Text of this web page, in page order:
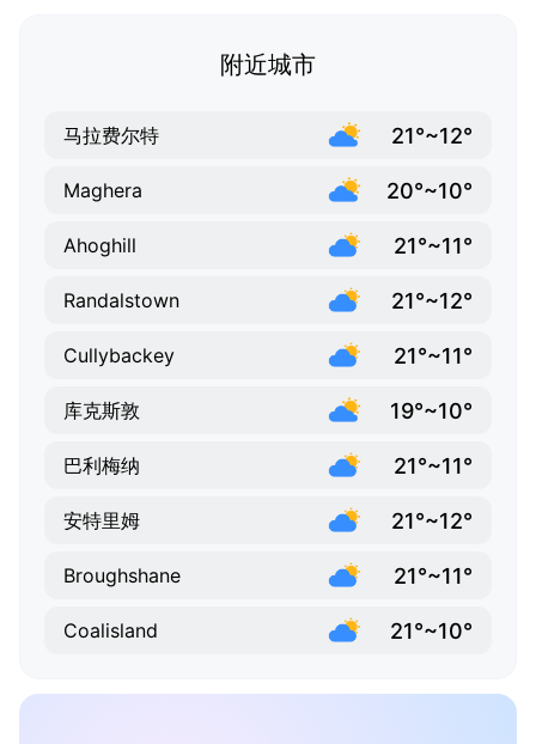
附近城市
马拉费尔特 21°~12°
Maghera 20°~10°
Ahoghill 21°~11°
Randalstown 21°~12°
Cullybackey 21°~11°
库克斯敦 19°~10°
巴利梅纳 21°~11°
安特里姆 21°~12°
Broughshane 21°~11°
Coalisland 21°~10°